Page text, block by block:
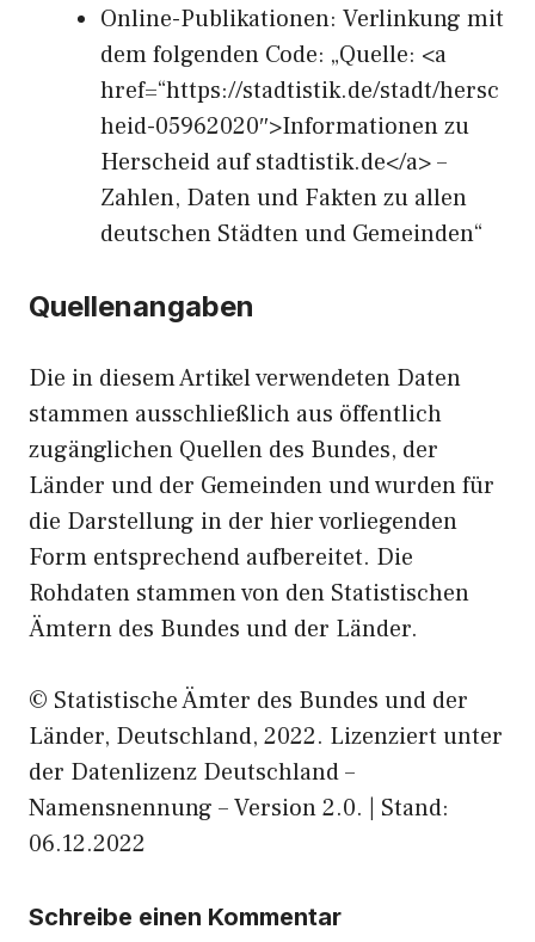
Online-Publikationen: Verlinkung mit
dem folgenden Code: „Quelle: <a
href=“https://stadtistik.de/stadt/hersc
heid-05962020″>Informationen zu
Herscheid auf stadtistik.de</a> –
Zahlen, Daten und Fakten zu allen
deutschen Städten und Gemeinden“
Quellenangaben
Die in diesem Artikel verwendeten Daten
stammen ausschließlich aus öffentlich
zugänglichen Quellen des Bundes, der
Länder und der Gemeinden und wurden für
die Darstellung in der hier vorliegenden
Form entsprechend aufbereitet. Die
Rohdaten stammen von den Statistischen
Ämtern des Bundes und der Länder.
© Statistische Ämter des Bundes und der
Länder, Deutschland, 2022. Lizenziert unter
der Datenlizenz Deutschland –
Namensnennung – Version 2.0. | Stand:
06.12.2022
Schreibe einen Kommentar